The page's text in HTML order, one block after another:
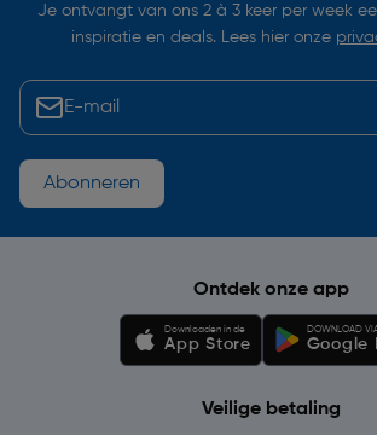
Je ontvangt van ons 2 à 3 keer per week
inspiratie en deals. Lees hier onze
Abonneren
Ontdek onze app
Downloaden in de
App Store
DOWNLOAD
Google
Veilige betaling